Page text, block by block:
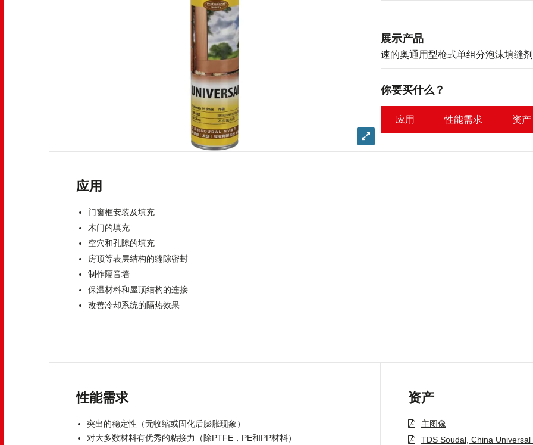
image
展示产品
速的奥通用型枪式单组分泡沫填缝
你要买什么？
应用 性能需求 资产
应用
门窗框安装及填充
木门的填充
空穴和孔隙的填充
房顶等表层结构的缝隙密封
制作隔音墙
保温材料和屋顶结构的连接
改善冷却系统的隔热效果
性能需求
突出的稳定性（无收缩或固化后膨胀现象）
对大多数材料有优秀的粘接力（除PTFE，PE和PP材料）
资产
主图像
TDS Soudal, China